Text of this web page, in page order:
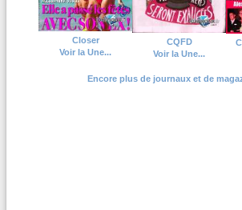
Closer
Voir la Une...
CQFD
Voir la Une...
Encore plus de journaux et de